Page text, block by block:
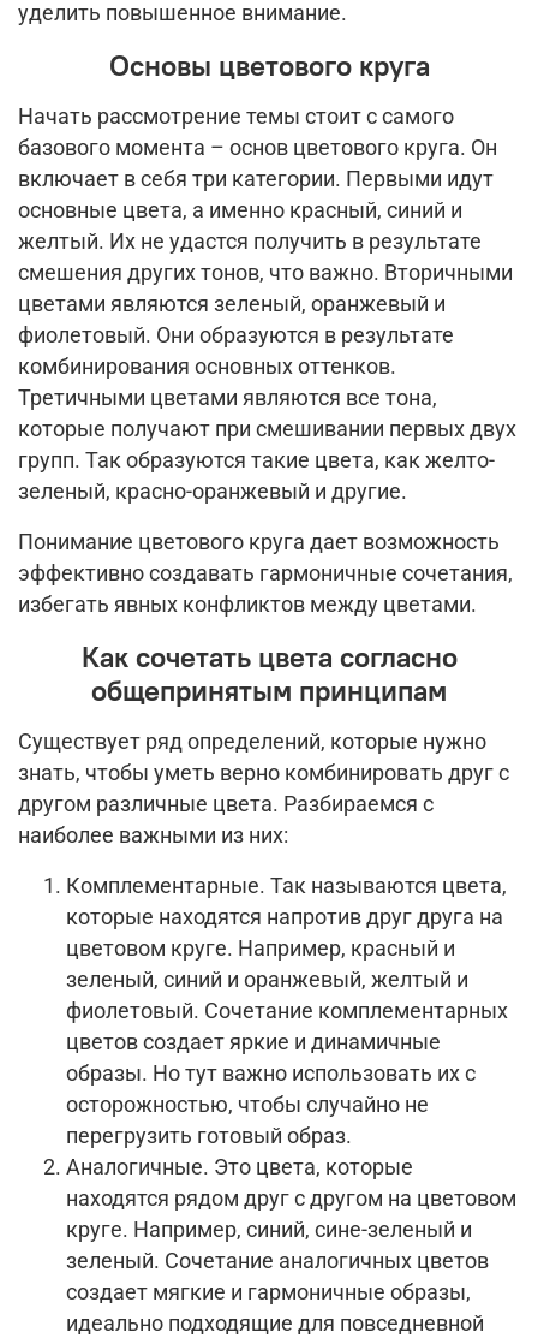
уделить повышенное внимание.
Основы цветового круга
Начать рассмотрение темы стоит с самого
базового момента – основ цветового круга. Он
включает в себя три категории. Первыми идут
основные цвета, а именно красный, синий и
желтый. Их не удастся получить в результате
смешения других тонов, что важно. Вторичными
цветами являются зеленый, оранжевый и
фиолетовый. Они образуются в результате
комбинирования основных оттенков.
Третичными цветами являются все тона,
которые получают при смешивании первых двух
групп. Так образуются такие цвета, как желто-
зеленый, красно-оранжевый и другие.
Понимание цветового круга дает возможность
эффективно создавать гармоничные сочетания,
избегать явных конфликтов между цветами.
Как сочетать цвета согласно
общепринятым принципам
Существует ряд определений, которые нужно
знать, чтобы уметь верно комбинировать друг с
другом различные цвета. Разбираемся с
наиболее важными из них:
Комплементарные. Так называются цвета,
которые находятся напротив друг друга на
цветовом круге. Например, красный и
зеленый, синий и оранжевый, желтый и
фиолетовый. Сочетание комплементарных
цветов создает яркие и динамичные
образы. Но тут важно использовать их с
осторожностью, чтобы случайно не
перегрузить готовый образ.
Аналогичные. Это цвета, которые
находятся рядом друг с другом на цветовом
круге. Например, синий, сине-зеленый и
зеленый. Сочетание аналогичных цветов
создает мягкие и гармоничные образы,
идеально подходящие для повседневной